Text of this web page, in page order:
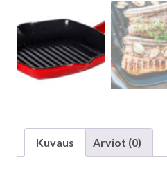
Kuvaus Arviot (0)